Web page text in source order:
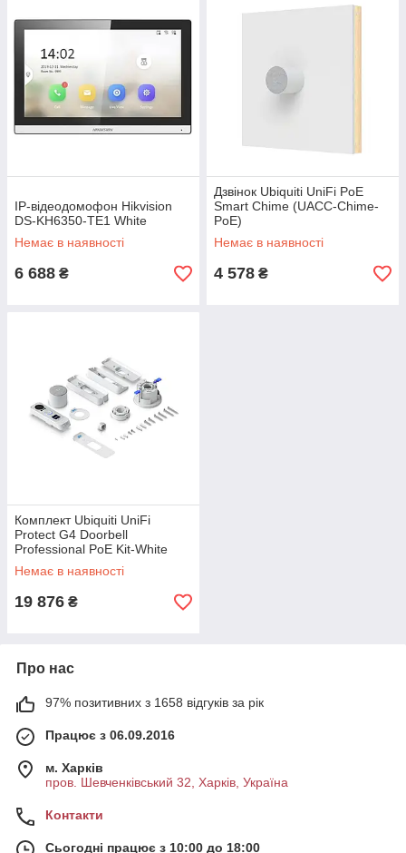
IP-відеодомофон Hikvision
DS-KH6350-TE1 White
Немає в наявності
6 688 ₴
Дзвінок Ubiquiti UniFi PoE
Smart Chime (UACC-Chime-
PoE)
Немає в наявності
4 578 ₴
Комплект Ubiquiti UniFi
Protect G4 Doorbell
Professional PoE Kit-White
(UVC-G4 Doorbell Pro PoE Kit-
White) (домофон + дзвінок)
Немає в наявності
19 876 ₴
Про нас
97% позитивних з 1658 відгуків за рік
Працює з 06.09.2016
м. Харків
пров. Шевченківський 32, Харків, Україна
Контакти
Сьогодні працює з 10:00 до 18:00